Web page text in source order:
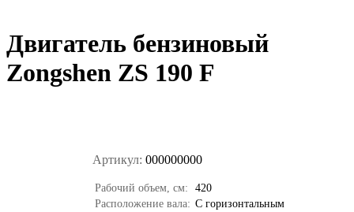
Двигатель бензиновый
Zongshen ZS 190 F
Артикул: 000000000
Рабочий объем, см:
420
Расположение вала: С горизонтальным